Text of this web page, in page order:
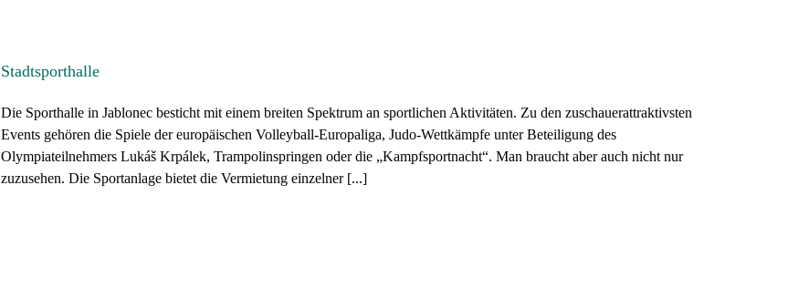
Stadtsporthalle
Die Sporthalle in Jablonec besticht mit einem breiten Spektrum an sportlichen Aktivitäten. Zu den zuschauerattraktivsten
Events gehören die Spiele der europäischen Volleyball-Europaliga, Judo-Wettkämpfe unter Beteiligung des
Olympiateilnehmers Lukáš Krpálek, Trampolinspringen oder die „Kampfsportnacht“. Man braucht aber auch nicht nur
zuzusehen. Die Sportanlage bietet die Vermietung einzelner [...]